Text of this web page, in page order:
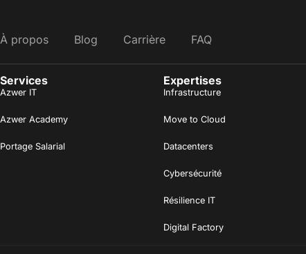
À propos Blog Carrière FAQ
Services
Azwer IT
Azwer Academy
Portage Salarial
Expertises
Infrastructure
Move to Cloud
Datacenters
Cybersécurité
Résilience IT
Digital Factory